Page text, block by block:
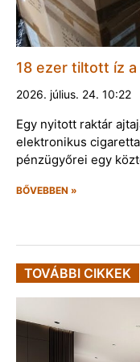
18 ezer tiltott íz
2026. július. 24. 10:22
Egy nyitott raktár
elektronikus
pénzügyőrei egy
BŐVEBBEN »
TOVÁBBI CIKKEK